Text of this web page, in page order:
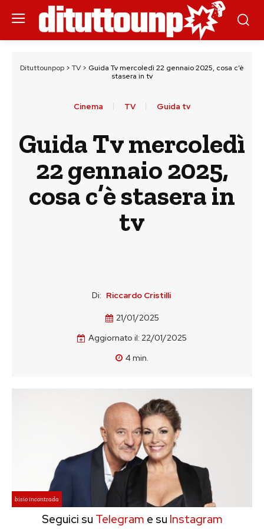
Dituttounpop > TV > Guida Tv mercoledì 22 gennaio 2025, cosa c’è
stasera in tv
Cinema TV Guida tv
Guida Tv mercoledì
22 gennaio 2025,
cosa c’è stasera in
tv
Di: Riccardo Cristilli
21/01/2025
Aggiornato il: 22/01/2025
4min.
bisio incontrada
Seguici su Telegram e su Instagram